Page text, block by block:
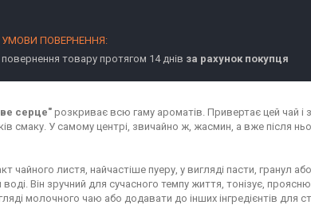
повернення товару протягом 14 днів за рахунок покупця
серце"розкриває всю гаму ароматів. Привертає цей чай і
смаку. У самому центрі, звичайно ж, жасмин, а вже після
чайного листя, найчастіше пуеру, у вигляді пасти, гранул
Він зручний для сучасного темпу життя, тонізує,
молочного чаю або додавати до інших інгредієнтів для